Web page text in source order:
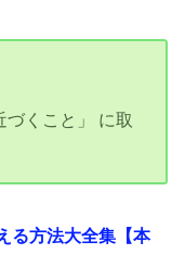
くこと」 に取
る方法大全集【本